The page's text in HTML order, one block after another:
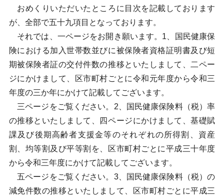
おめくりいただいたところに目次を記載しております
が、全部で五十九項目となっております。
それでは、一ページをお開き願います。1、国民健康保
険における加入世帯数並びに被保険者資格証明書及び短
期被保険者証の交付件数の推移といたしまして、二ペー
ジにかけまして、区市町村ごとに令和元年度から令和三
年度の三か年にかけて記載してございます。
三ページをご覧ください。2、国民健康保険料（税）率
の推移といたしまして、四ページにかけまして、基礎賦
課及び後期高齢者支援金等のそれぞれの所得割、資産
割、均等割及び平等割を、区市町村ごとに平成三十年度
から令和三年度にかけて記載してございます。
五ページをご覧ください。3、国民健康保険料（税）の
減免件数の推移といたしまして、区市町村ごとに平成三